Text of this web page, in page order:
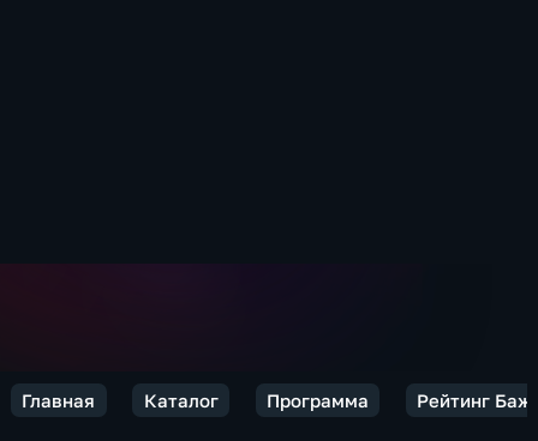
Главная Каталог Программа Рейтинг